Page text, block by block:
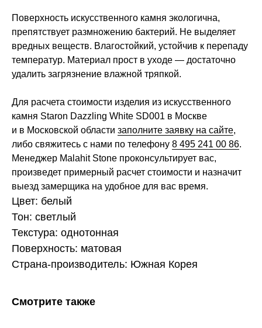
Поверхность искусственного камня экологична,
препятствует размножению бактерий. Не выделяет
вредных веществ. Влагостойкий, устойчив к перепаду
температур. Материал прост в уходе — достаточно
удалить загрязнение влажной тряпкой.
Для расчета стоимости изделия из искусственного
камня Staron Dazzling White SD001 в Москве
и в Московской области заполните заявку на сайте,
либо свяжитесь с нами по телефону 8 495 241 00 86.
Менеджер Malahit Stone проконсультирует вас,
произведет примерный расчет стоимости и назначит
выезд замерщика на удобное для вас время.
Цвет: белый
Тон: светлый
Текстура: однотонная
Поверхность: матовая
Страна-производитель: Южная Корея
Смотрите также